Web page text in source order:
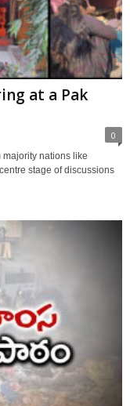
at a Pak
0
nations like
stage of discussions